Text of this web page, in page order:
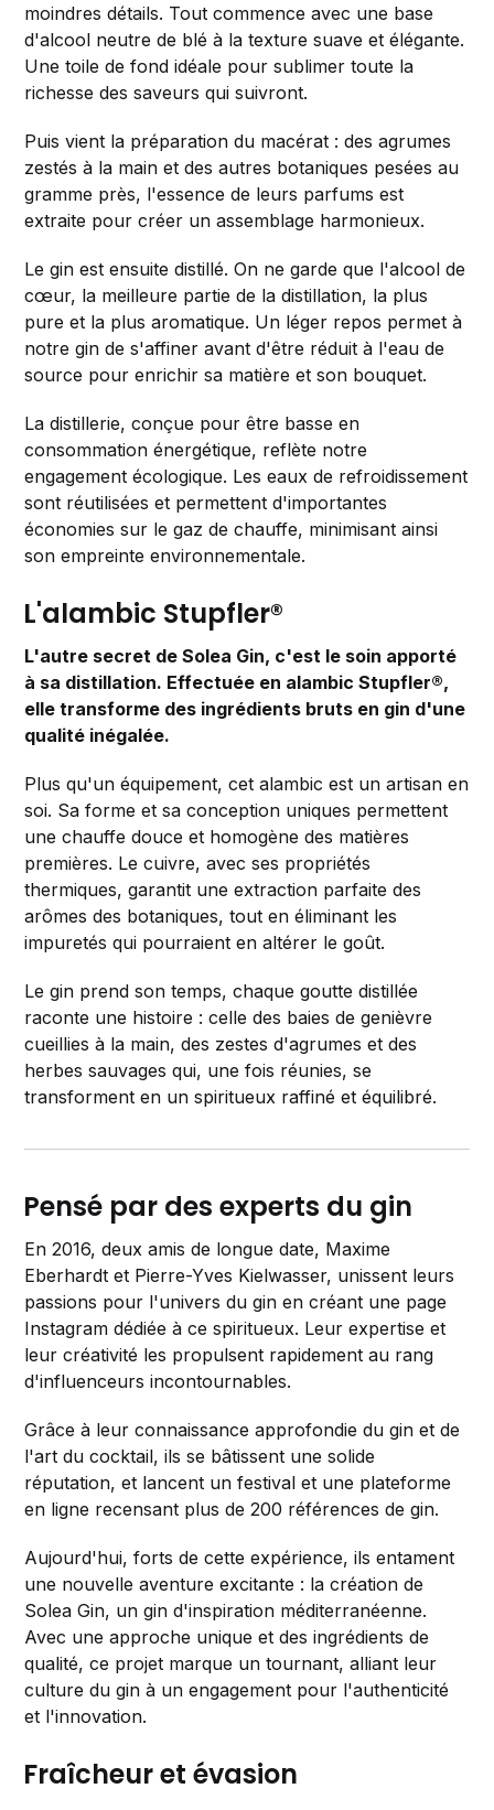
moindres détails. Tout commence avec une base
d'alcool neutre de blé à la texture suave et élégante.
Une toile de fond idéale pour sublimer toute la
richesse des saveurs qui suivront.
Puis vient la préparation du macérat : des agrumes
zestés à la main et des autres botaniques pesées au
gramme près, l'essence de leurs parfums est
extraite pour créer un assemblage harmonieux.
Le gin est ensuite distillé. On ne garde que l'alcool de
cœur, la meilleure partie de la distillation, la plus
pure et la plus aromatique. Un léger repos permet à
notre gin de s'affiner avant d'être réduit à l'eau de
source pour enrichir sa matière et son bouquet.
La distillerie, conçue pour être basse en
consommation énergétique, reflète notre
engagement écologique. Les eaux de refroidissement
sont réutilisées et permettent d'importantes
économies sur le gaz de chauffe, minimisant ainsi
son empreinte environnementale.
L'alambic Stupfler®
L'autre secret de Solea Gin, c'est le soin apporté
à sa distillation. Effectuée en alambic Stupfler®,
elle transforme des ingrédients bruts en gin d'une
qualité inégalée.
Plus qu'un équipement, cet alambic est un artisan en
soi. Sa forme et sa conception uniques permettent
une chauffe douce et homogène des matières
premières. Le cuivre, avec ses propriétés
thermiques, garantit une extraction parfaite des
arômes des botaniques, tout en éliminant les
impuretés qui pourraient en altérer le goût.
Le gin prend son temps, chaque goutte distillée
raconte une histoire : celle des baies de genièvre
cueillies à la main, des zestes d'agrumes et des
herbes sauvages qui, une fois réunies, se
transforment en un spiritueux raffiné et équilibré.
Pensé par des experts du gin
En 2016, deux amis de longue date, Maxime
Eberhardt et Pierre-Yves Kielwasser, unissent leurs
passions pour l'univers du gin en créant une page
Instagram dédiée à ce spiritueux. Leur expertise et
leur créativité les propulsent rapidement au rang
d'influenceurs incontournables.
Grâce à leur connaissance approfondie du gin et de
l'art du cocktail, ils se bâtissent une solide
réputation, et lancent un festival et une plateforme
en ligne recensant plus de 200 références de gin.
Aujourd'hui, forts de cette expérience, ils entament
une nouvelle aventure excitante : la création de
Solea Gin, un gin d'inspiration méditerranéenne.
Avec une approche unique et des ingrédients de
qualité, ce projet marque un tournant, alliant leur
culture du gin à un engagement pour l'authenticité
et l'innovation.
Fraîcheur et évasion